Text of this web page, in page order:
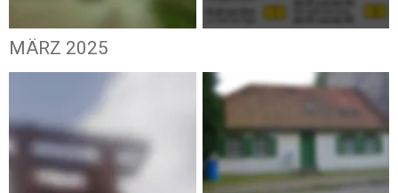
MÄRZ 2025